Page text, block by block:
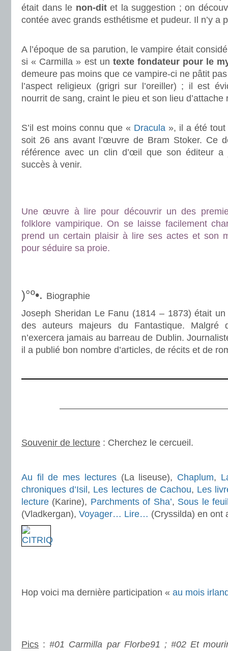
était dans le non-ditet la suggestion ; on
contée avec grands esthétisme et pudeur. Il n’y a
A l’époque de sa parution, le vampire était
si « Carmilla » est un texte fondateur pour le
demeure pas moins que ce vampire-ci ne pâtit
l’aspect religieux (grigri sur l’oreiller) ; il est
nourrit de sang, craint le pieu et son lieu d’attache
S’il est moins connu que « Dracula », il a été
soit 26 ans avant l’œuvre de Bram Stoker. Ce
référence avec un clin d’œil que son éditeur a
succès à venir.
Une œuvre à lire pour découvrir un des
folklore vampirique. On se laisse facilement
prend un certain plaisir à lire ses actes et son
pour séduire sa proie.
)°º•. Biographie
Joseph Sheridan Le Fanu (1814 – 1873) était un
des auteurs majeurs du Fantastique.
n’exercera jamais au barreau de Dublin.
il a publié bon nombre d’articles, de récits et de
Souvenir de lecture : Cherchez le cercueil.
Au fil de mes lectures(La liseuse), Chaplum,
chroniques d’Isil , Les lectures de Cachou, Les
lecture (Karine), Parchments of Sha’, Sous le
(Vladkergan), Voyager… Lire… (Cryssilda) en ont
Hop voici ma dernière participation « au mois
Pics :#01 Carmilla par Florbe91 ; #02 Et